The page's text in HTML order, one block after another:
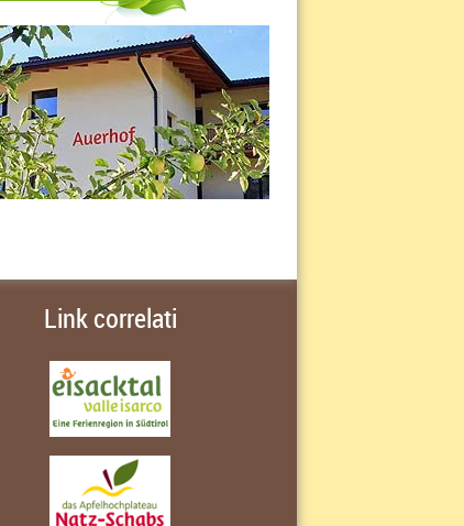
Link correlati